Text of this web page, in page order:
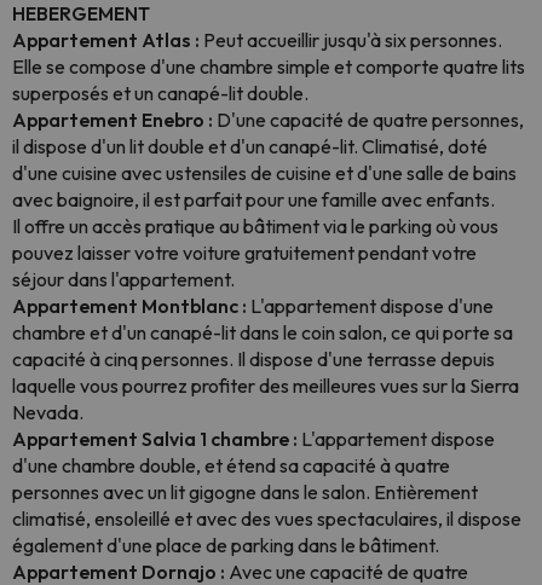
HEBERGEMENT
Appartement Atlas : Peut accueillir jusqu'à six personnes.
Elle se compose d'une chambre simple et comporte quatre lits
superposés et un canapé-lit double.
Appartement Enebro : D'une capacité de quatre personnes,
il dispose d'un lit double et d'un canapé-lit. Climatisé, doté
d'une cuisine avec ustensiles de cuisine et d'une salle de bains
avec baignoire, il est parfait pour une famille avec enfants.
Il offre un accès pratique au bâtiment via le parking où vous
pouvez laisser votre voiture gratuitement pendant votre
séjour dans l'appartement.
Appartement Montblanc : L'appartement dispose d'une
chambre et d'un canapé-lit dans le coin salon, ce qui porte sa
capacité à cinq personnes. Il dispose d'une terrasse depuis
laquelle vous pourrez profiter des meilleures vues sur la Sierra
Nevada.
Appartement Salvia 1 chambre : L'appartement dispose
d'une chambre double, et étend sa capacité à quatre
personnes avec un lit gigogne dans le salon. Entièrement
climatisé, ensoleillé et avec des vues spectaculaires, il dispose
également d'une place de parking dans le bâtiment.
Appartement Dornajo : Avec une capacité de quatre